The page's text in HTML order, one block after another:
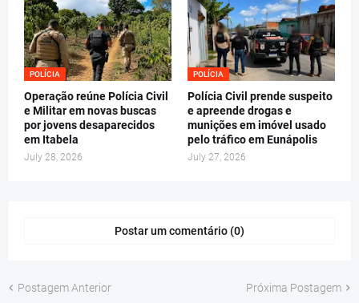
POLÍCIA
Operação reúne Polícia Civil
e Militar em novas buscas
por jovens desaparecidos
em Itabela
July 28, 2026
POLÍCIA
Polícia Civil prende suspeito
e apreende drogas e
munições em imóvel usado
pelo tráfico em Eunápolis
July 27, 2026
Postar um comentário (0)
Postagem Anterior Próxima Postagem